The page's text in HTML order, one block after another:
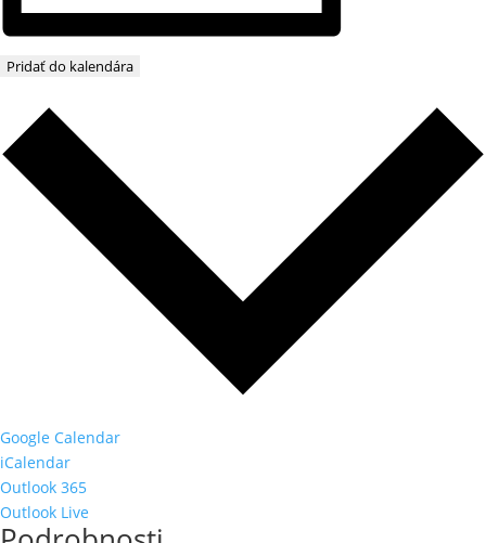
Pridať do kalendára
Google Calendar
iCalendar
Outlook 365
Outlook Live